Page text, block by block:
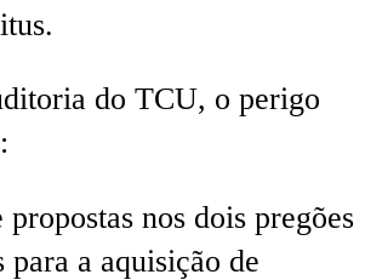
do TCU, o perigo
propostas nos dois pregões
para a aquisição de